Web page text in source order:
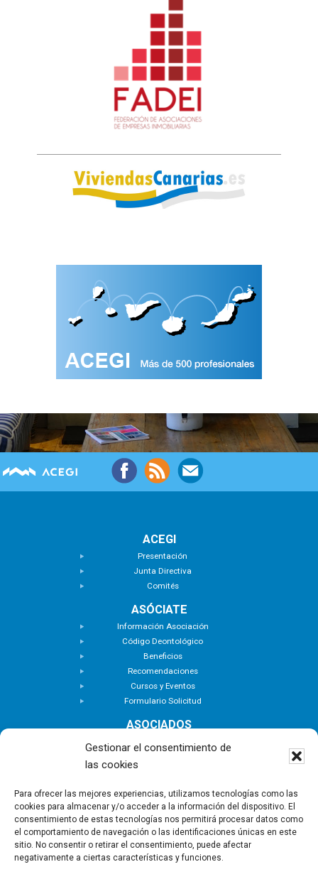
Gestionar el consentimiento de
las cookies
Para ofrecer las mejores experiencias, utilizamos tecnologías como las
cookies para almacenar y/o acceder a la información del dispositivo. El
consentimiento de estas tecnologías nos permitirá procesar datos como
el comportamiento de navegación o las identificaciones únicas en este
sitio. No consentir o retirar el consentimiento, puede afectar
negativamente a ciertas características y funciones.
ACEGI
Presentación
Junta Directiva
Comités
ASÓCIATE
Información Asociación
Código Deontológico
Beneficios
Recomendaciones
Cursos y Eventos
Formulario Solicitud
ASOCIADOS
Buscar Asociados
Zona Privada
ACTUALIDAD
Notas de Prensa
Noticias
Nuevas Incorporaciones
CONTACTO